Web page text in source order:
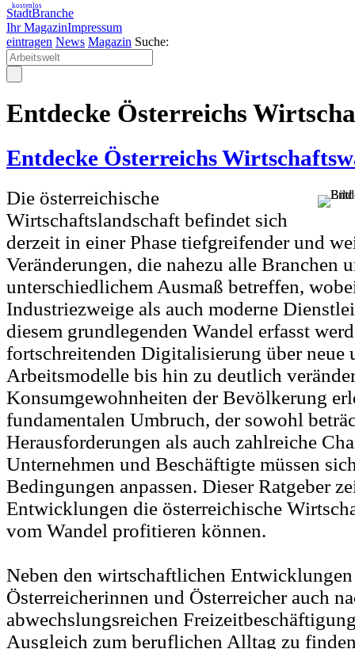
StadtBranche
Ihr MagazinImpressum
kostenlos
eintragen News Magazin Suche:
Entdecke Österreichs
Entdecke Österreichs
Die österreichische
Wirtschaftslandschaft befindet sich
derzeit in einer Phase tiefgreifender und
Veränderungen, die nahezu alle Branchen
unterschiedlichem Ausmaß betreffen,
Industriezweige als auch moderne
diesem grundlegenden Wandel erfasst
fortschreitenden Digitalisierung über neue
Arbeitsmodelle bis hin zu deutlich
Konsumgewohnheiten der Bevölkerung
fundamentalen Umbruch, der sowohl
Herausforderungen als auch zahlreiche
Unternehmen und Beschäftigte müssen
Bedingungen anpassen. Dieser Ratgeber
Entwicklungen die österreichische
vom Wandel profitieren können.
Neben den wirtschaftlichen
Österreicherinnen und Österreicher auch
abwechslungsreichen
Ausgleich zum beruflichen Alltag zu